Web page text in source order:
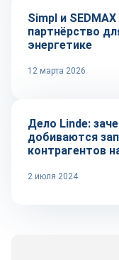
Simpl и
партнёрство
энергетике
12 марта 2026
Тренды
Дело Linde:
добиваются
контрагентов
2 июля 2024